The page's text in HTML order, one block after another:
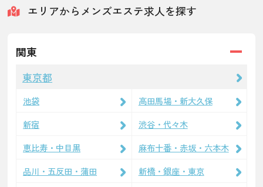
エリアからメンズエステ求人を探す
関東
東京都
池袋
高田馬場・新大久保
新宿
渋谷・代々木
恵比寿・中目黒
麻布十番・赤坂・六本木
品川・五反田・蒲田
新橋・銀座・東京